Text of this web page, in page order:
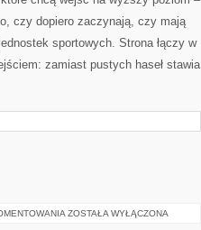
czy dopiero zaczynają, czy mają
sportowych. Strona łączy w
zamiast pustych haseł stawia
BUENOS
ZOSTAŁA WYŁĄCZONA